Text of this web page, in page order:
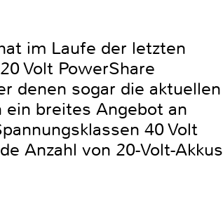
im Laufe der letzten
Volt PowerShare
denen sogar die aktuellen
ein breites Angebot an
40 Volt
Anzahl von 20-Volt-Akkus